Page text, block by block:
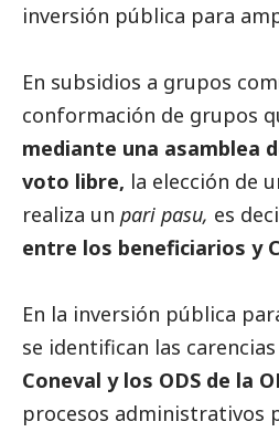
inversión pública para
En subsidios a grupos
conformación de grupos
mediante una asamblea
voto libre, la elección de
realiza un pari pasu, es
entre los beneficiarios y
En la inversión pública
se identifican las
Coneval y los ODS de la
procesos administrativos